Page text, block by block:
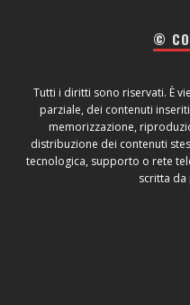
©
Tutti i diritti sono riservati. È
parziale, dei contenuti
memorizzazione,
distribuzione dei contenuti
tecnologica, supporto o rete
scritta da